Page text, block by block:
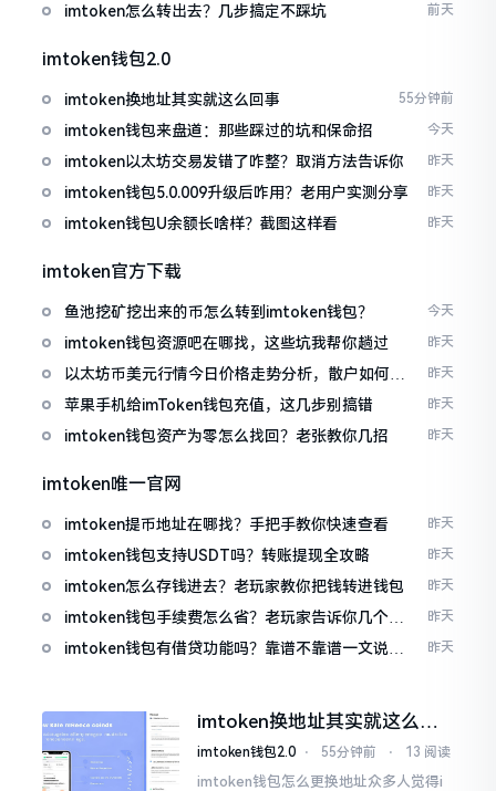
imtoken怎么转出去？几步搞定不踩坑 前天
imtoken钱包2.0
imtoken换地址其实就这么回事 55分钟前
imtoken钱包来盘道：那些踩过的坑和保命招 今天
imtoken以太坊交易发错了咋整？取消方法告诉你 昨天
imtoken钱包5.0.009升级后咋用？老用户实测分享 昨天
imtoken钱包U余额长啥样？截图这样看 昨天
imtoken官方下载
鱼池挖矿挖出来的币怎么转到imtoken钱包？ 今天
imtoken钱包资源吧在哪找，这些坑我帮你趟过 昨天
以太坊币美元行情今日价格走势分析，散户如何避
免追涨杀跌被套牢
昨天
苹果手机给imToken钱包充值，这几步别搞错 昨天
imtoken钱包资产为零怎么找回？老张教你几招 昨天
imtoken唯一官网
imtoken提币地址在哪找？手把手教你快速查看 昨天
imtoken钱包支持USDT吗？转账提现全攻略 昨天
imtoken怎么存钱进去？老玩家教你把钱转进钱包 昨天
imtoken钱包手续费怎么省？老玩家告诉你几个实
在招
昨天
imtoken钱包有借贷功能吗？靠谱不靠谱一文说清
昨天
imtoken换地址其实就这么回
事
imtoken钱包2.0 ⋅ 55分钟前 ⋅ 13 阅读
imtoken钱包怎么更换地址众多人觉得i